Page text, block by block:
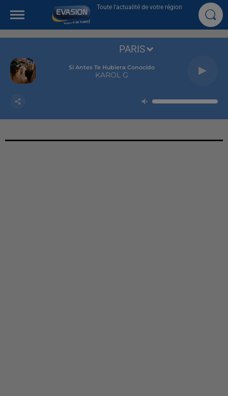
Toute l'actualité de votre région
Si Antes Te Hubiera Conocido
KAROL G
PARIS